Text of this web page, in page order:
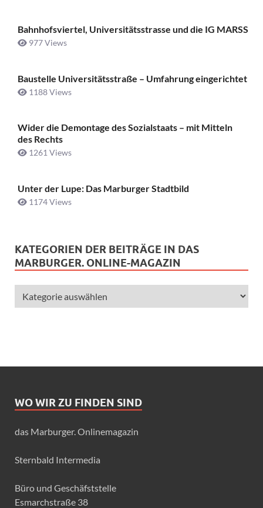
Bahnhofsviertel, Universitätsstrasse und die IG MARSS
977 Views
Baustelle Universitätsstraße ­– Umfahrung eingerichtet
1188 Views
Wider die Demontage des Sozialstaats – mit Mitteln
des Rechts
1261 Views
Unter der Lupe: Das Marburger Stadtbild
1174 Views
KATEGORIEN DER BEITRÄGE IN DAS
MARBURGER. ONLINE-MAGAZIN
WO WIR ZU FINDEN SIND
das Marburger. Onlinemagazin
Sternbald Intermedia
Büro und Geschäfststelle
Esmarchstraße 38